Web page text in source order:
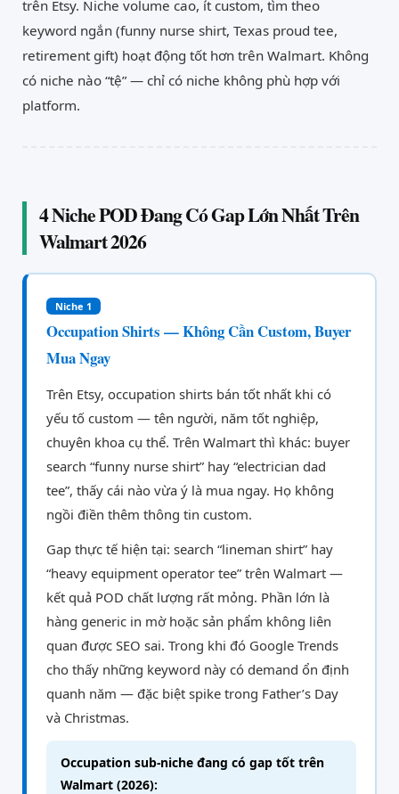
trên Etsy. Niche volume cao, ít custom, tìm theo
keyword ngắn (funny nurse shirt, Texas proud tee,
retirement gift) hoạt động tốt hơn trên Walmart. Không
có niche nào “tệ” — chỉ có niche không phù hợp với
platform.
4 Niche POD Đang Có Gap Lớn Nhất Trên
Walmart 2026
Niche 1
Occupation Shirts — Không Cần Custom, Buyer
Mua Ngay
Trên Etsy, occupation shirts bán tốt nhất khi có
yếu tố custom — tên người, năm tốt nghiệp,
chuyên khoa cụ thể. Trên Walmart thì khác: buyer
search “funny nurse shirt” hay “electrician dad
tee”, thấy cái nào vừa ý là mua ngay. Họ không
ngồi điền thêm thông tin custom.
Gap thực tế hiện tại: search “lineman shirt” hay
“heavy equipment operator tee” trên Walmart —
kết quả POD chất lượng rất mỏng. Phần lớn là
hàng generic in mờ hoặc sản phẩm không liên
quan được SEO sai. Trong khi đó Google Trends
cho thấy những keyword này có demand ổn định
quanh năm — đặc biệt spike trong Father’s Day
và Christmas.
Occupation sub-niche đang có gap tốt trên
Walmart (2026):